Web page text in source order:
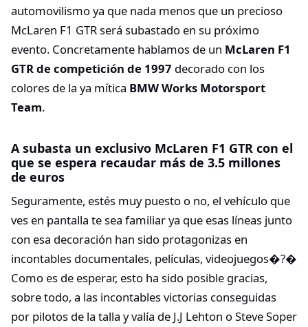
automovilismo ya que nada menos que un precioso
McLaren F1 GTR será subastado en su próximo
evento. Concretamente hablamos de un McLaren F1
GTR de competición de 1997 decorado con los
colores de la ya mítica BMW Works Motorsport
Team.
A subasta un exclusivo McLaren F1 GTR con el
que se espera recaudar más de 3.5 millones
de euros
Seguramente, estés muy puesto o no, el vehículo que
ves en pantalla te sea familiar ya que esas líneas junto
con esa decoración han sido protagonizas en
incontables documentales, películas, videojuegos�?�
Como es de esperar, esto ha sido posible gracias,
sobre todo, a las incontables victorias conseguidas
por pilotos de la talla y valía de J.J Lehton o Steve Soper